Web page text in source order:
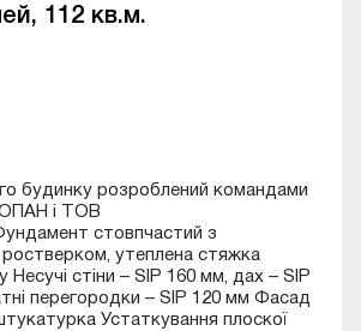
112 кв.м.
будинку розроблений командами
і ТОВ
стовпчастий з
ростверком, утеплена стяжка
Несучі стіни – SIP 160 мм, дах – SIP
перегородки – SIP 120 мм Фасад
Устаткування плоскої